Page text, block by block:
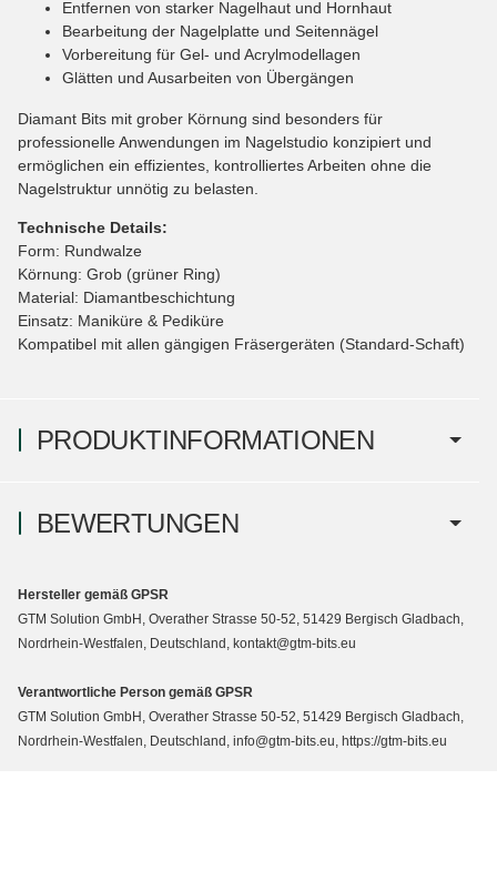
PRODUKTINFORMATIONEN
Entfernen von starker Nagelhaut und Hornhaut
Bearbeitung der Nagelplatte und Seitennägel
Vorbereitung für Gel- und Acrylmodellagen
Glätten und Ausarbeiten von Übergängen
Diamant Bits mit grober Körnung sind besonders für
professionelle Anwendungen im Nagelstudio konzipiert und
ermöglichen ein effizientes, kontrolliertes Arbeiten ohne die
Nagelstruktur unnötig zu belasten.
Technische Details:
Form: Rundwalze
Körnung: Grob (grüner Ring)
Material: Diamantbeschichtung
Einsatz: Maniküre & Pediküre
Kompatibel mit allen gängigen Fräsergeräten (Standard-Schaft)
BEWERTUNGEN
Hersteller gemäß GPSR
GTM Solution GmbH, Overather Strasse 50-52, 51429 Bergisch Gladbach,
Nordrhein-Westfalen, Deutschland, kontakt@gtm-bits.eu
Verantwortliche Person gemäß GPSR
GTM Solution GmbH, Overather Strasse 50-52, 51429 Bergisch Gladbach,
Nordrhein-Westfalen, Deutschland, info@gtm-bits.eu, https://gtm-bits.eu